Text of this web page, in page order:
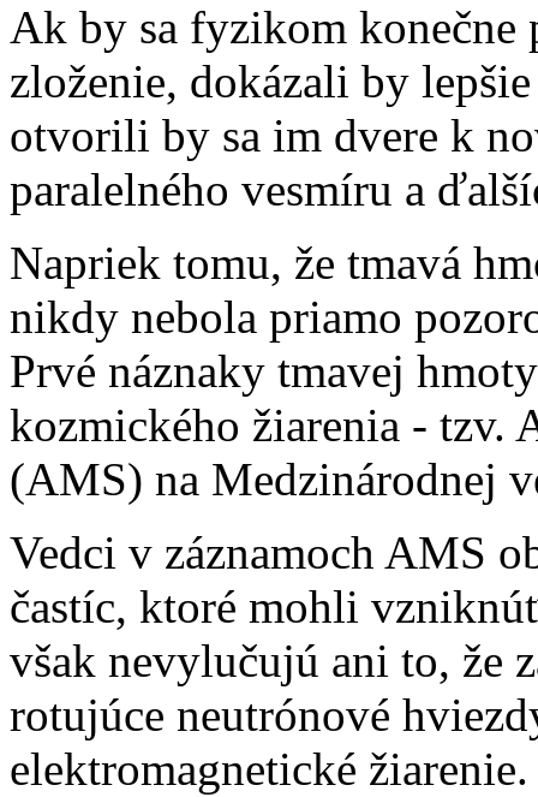
Ak by sa fyzikom
zloženie, dokázali by
otvorili by sa im dvere k
paralelného vesmíru a
Napriek tomu, že tmavá
nikdy nebola priamo
Prvé náznaky tmavej
kozmického žiarenia - tzv.
(AMS) na Medzinárodnej
Vedci v záznamoch AMS
častíc, ktoré mohli
však nevylučujú ani to, že
rotujúce neutrónové
elektromagnetické žiarenie.